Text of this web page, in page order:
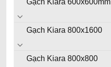
Gạch Kiara 600x600mm
Gạch Kiara 800x1600
Gạch Kiara 800x800